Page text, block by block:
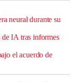
neural durante su
IA tras informes
el acuerdo de